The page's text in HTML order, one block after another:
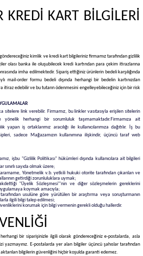
KREDİ KART BİLGİLERİ
kimlik ve kredi kart bilgileriniz firmamız tarafından gizlilik
olası banka ile oluşubilecek kredi kartından para çekim itirazlarına
imha edilmektedir. Sipariş ettiğiniz ürünlerin bedeli karşılığında
mail-order formu bedeli dışında herhangi bir bedelin kartınızdan
itiraz edebilir ve bu tutarın ödenmesini engelleyebileceğiniz için bir risk
sitelere link verebilir. Firmamız, bu linkler vasıtasıyla erişilen sitelerin
yönelik herhangi bir sorumluluk taşımamaktadır.Firmamıza ait
yapan iş ortaklarımız aracılığı ile kullanıcılarımıza dağıtılır. İş bu
sadece Mağazamızın kullanımına ilişkindir, üçüncü taraf web
işbu "Gizlilik Politikası" hükümleri dışında kullanıcılara ait bilgileri
sınırlı sayıda olmak üzere;
Yönetmelik v.b. yetkili hukuki otorite tarafından çıkarılan ve
getirdiği zorunluluklara uymak;
akdettiği "Üyelik Sözleşmesi"'nin ve diğer sözleşmelerin gereklerini
koymak amacıyla;
usulüne göre yürütülen bir araştırma veya soruşturmanın
ilgili bilgi talep edilmesi;
korumak için bilgi vermenin gerekli olduğu hallerdir.
bir siparişinizle ilgili olarak göndereceğiniz e-postalarda, asla
yazmayınız. E-postalarda yer alan bilgiler üçüncü şahıslar tarafından
aktarılan bilgilerin güvenliğini hiçbir koşulda garanti edemez.